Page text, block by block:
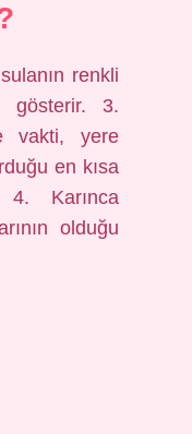
renkli
gösterir. 3.
vakti, yere
en kısa
Karınca
olduğu